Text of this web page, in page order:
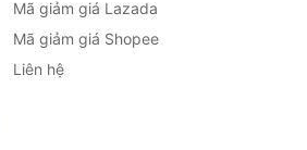
Mã giảm giá Lazada
Mã giảm giá Shopee
Liên hệ